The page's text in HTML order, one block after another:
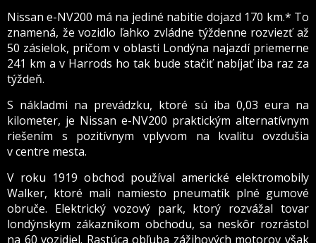
Nissan e-NV200 má na jediné nabitie dojazd 170 km.* To
znamená, že vozidlo ľahko zvládne týždenne rozviezť až
50 zásielok, pričom v oblasti Londýna najazdí priemerne
241 km a v Harrods ho tak bude stačiť nabíjať iba raz za
týždeň.
S nákladmi na prevádzku, ktoré sú iba 0,03 eura na
kilometer, je Nissan e-NV200 praktickým alternatívnym
riešením s pozitívnym vplyvom na kvalitu ovzdušia
v centre mesta.
V roku 1919 obchod používal americké elektromobily
Walker, ktoré mali namiesto pneumatík plné gumové
obruče. Elektrický vozový park, ktorý rozvážal tovar
londýnskym zákazníkom obchodu, sa neskôr rozrástol
na 60 vozidiel. Rastúca obľuba zážihových motorov však